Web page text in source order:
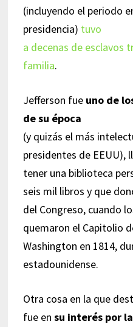
(incluyendo el periodo
presidencia) tuvo
a decenas de esclavos
familia.
Jefferson fue uno de
de su época
(y quizás el más
presidentes de EEUU),
tener una biblioteca
seis mil libros y que
del Congreso, cuando
quemaron el Capitolio
Washington en 1814,
estadounidense.
Otra cosa en la que
fue en su interés por